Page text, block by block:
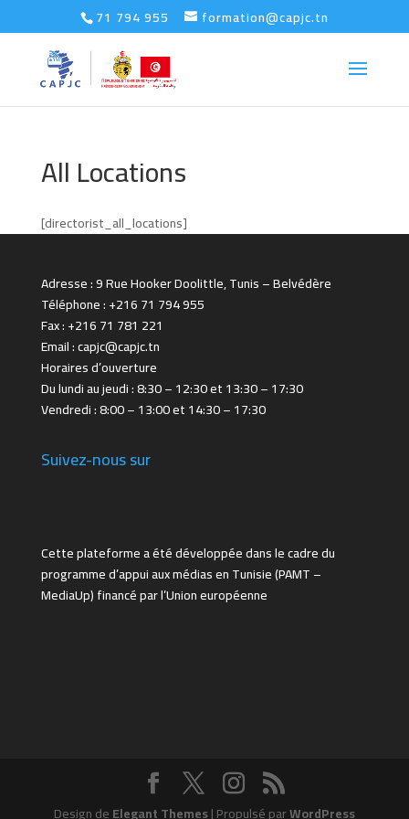
71 794 955 formation@capjc.tn
All Locations
[directorist_all_locations]
Adresse : 9 Rue Hooker Doolittle, Tunis – Belvédère
Téléphone : +216 71 794 955
Fax : +216 71 781 221
Email : capjc@capjc.tn
Horaires d’ouverture
Du lundi au jeudi : 8:30 – 12:30 et 13:30 – 17:30
Vendredi : 8:00 – 13:00 et 14:30 – 17:30
Suivez-nous sur
Cette plateforme a été développée dans le cadre du
programme d’appui aux médias en Tunisie (PAMT –
MediaUp) financé par l’Union européenne
Design deElegant Themes| Propulsé parWordPress